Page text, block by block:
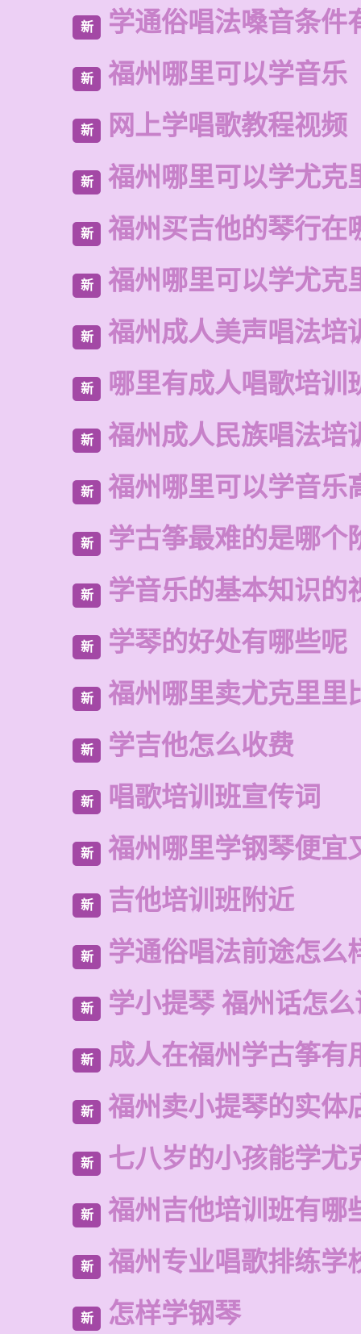
新 学通俗唱法嗓音条件
新 福州哪里可以学音乐
新 网上学唱歌教程视频
新 福州哪里可以学尤克
新 福州买吉他的琴行在
新 福州哪里可以学尤克
新 福州成人美声唱法培
新 哪里有成人唱歌培训
新 福州成人民族唱法培
新 福州哪里可以学音乐
新 学古筝最难的是哪个
新 学音乐的基本知识的
新 学琴的好处有哪些呢
新 福州哪里卖尤克里里
新 学吉他怎么收费
新 唱歌培训班宣传词
新 福州哪里学钢琴便宜
新 吉他培训班附近
新 学通俗唱法前途怎么
新 学小提琴 福州话怎
新 成人在福州学古筝有
新 福州卖小提琴的实体
新 七八岁的小孩能学尤
新 福州吉他培训班有哪
新 福州专业唱歌排练学
新 怎样学钢琴